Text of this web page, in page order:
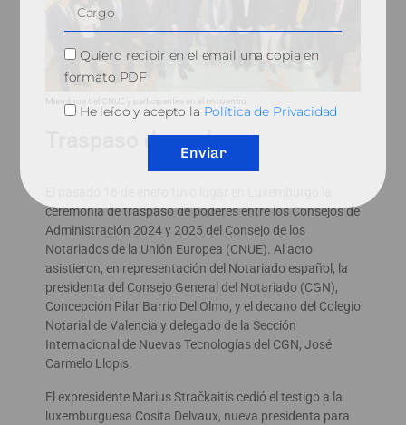
Miembros del CNUE y participantes en el encuentro.
Traspaso de poderes
ceremonia de traspaso de poderes entre los Consejos de
Administración 2024 y 2025 del Consejo de los
Notariados de la Unión Europea (CNUE). Al acto
asistieron, en representación del Notariado español, la
presidenta del Consejo General del Notariado (CGN),
Concepción Pilar Barrio Del Olmo, y el decano del Colegio
Notarial de Valencia y delegado de la Sección
Internacional de Nuevas Tecnologías del CGN, José
Carmelo Llopis.
El expresidente Marius Stračkaitis cedió el testigo a la
luxemburguesa Cosita Delvaux, nueva presidenta para
Quiero recibir en el email una copia en
formato PDF
He leído y acepto la Política de Privacidad
Enviar